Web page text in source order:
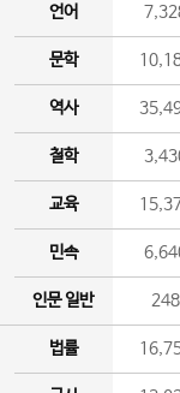
언어
문학
역사
철학
교육
민속
인문 일반 248
법률